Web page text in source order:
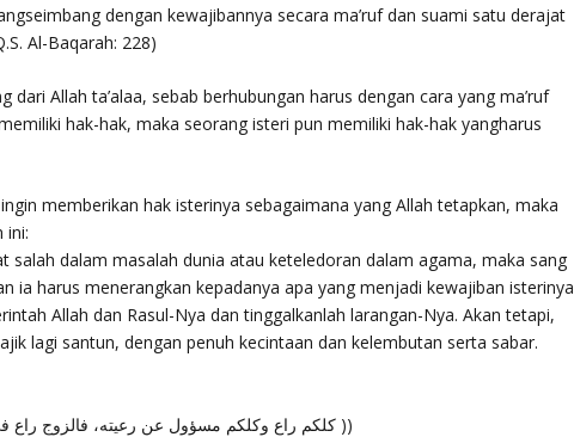
dengan kewajibannya secara ma’ruf dan suami satu derajat
Al-Baqarah: 228)
dari Allah ta’alaa, sebab berhubungan harus dengan cara yang ma’ruf
hak-hak, maka seorang isteri pun memiliki hak-hak yangharus
memberikan hak isterinya sebagaimana yang Allah tetapkan, maka
ini:
salah dalam masalah dunia atau keteledoran dalam agama, maka sang
ia harus menerangkan kepadanya apa yang menjadi kewajiban isterinya
Allah dan Rasul-Nya dan tinggalkanlah larangan-Nya. Akan tetapi,
lagi santun, dengan penuh kecintaan dan kelembutan serta sabar.
(( كلكم راع وكلكم مسؤول عن رعيته، فالزوج راع في أهل وبيته ومسؤول عن رعيته ))